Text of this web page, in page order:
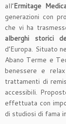
all’Ermitage
generazioni con
che vi ha
alberghi storici
d’Europa. Situato
Abano Terme e
benessere e
trattamenti di
accessibili.
effettuata con
di studiosi di fama